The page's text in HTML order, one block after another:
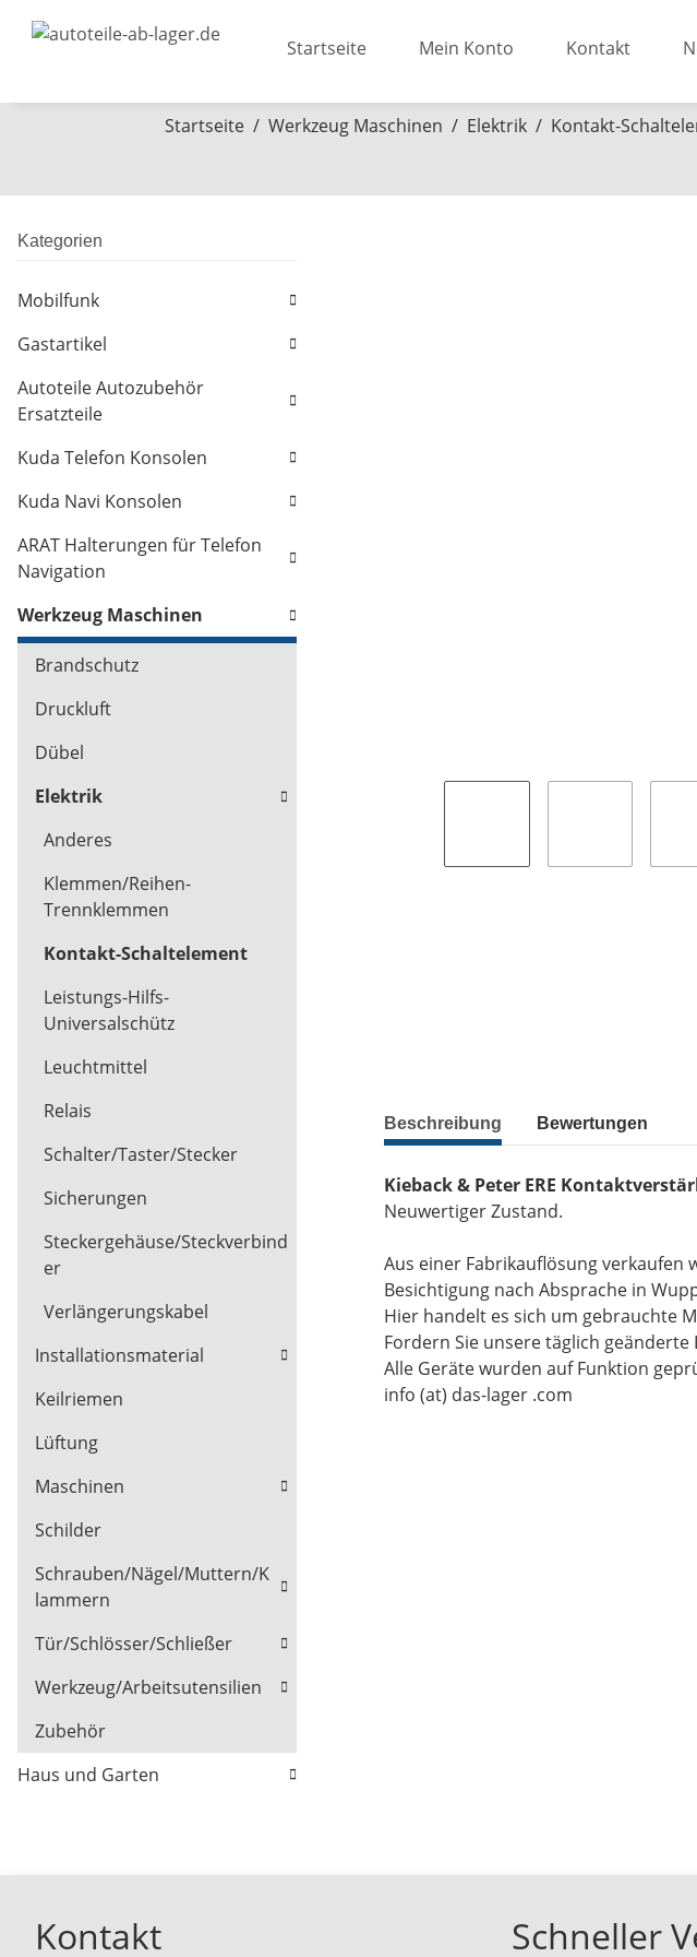
Startseite Mein Konto Kontakt
Startseite Werkzeug Maschinen Elektrik Kontakt-
Beschreibung Bewertungen
Kieback & Peter ERE
Neuwertiger Zustand.
Aus einer Fabrikauflösung verkaufen
Besichtigung nach Absprache in
Hier handelt es sich um gebrauchte
Fordern Sie unsere täglich geänderte
Alle Geräte wurden auf Funktion
info (at) das-lager .com
Kategorien
Mobilfunk
Gastartikel
Autoteile Autozubehör
Ersatzteile
Kuda Telefon Konsolen
Kuda Navi Konsolen
ARAT Halterungen für Telefon
Navigation
Werkzeug Maschinen
Brandschutz
Druckluft
Dübel
Elektrik
Anderes
Klemmen/Reihen-
Trennklemmen
Kontakt-Schaltelement
Leistungs-Hilfs-
Universalschütz
Leuchtmittel
Relais
Schalter/Taster/Stecker
Sicherungen
Steckergehäuse/Steckverbind
er
Verlängerungskabel
Installationsmaterial
Keilriemen
Lüftung
Maschinen
Schilder
Schrauben/Nägel/Muttern/K
lammern
Tür/Schlösser/Schließer
Werkzeug/Arbeitsutensilien
Zubehör
Haus und Garten
Kontakt Schneller